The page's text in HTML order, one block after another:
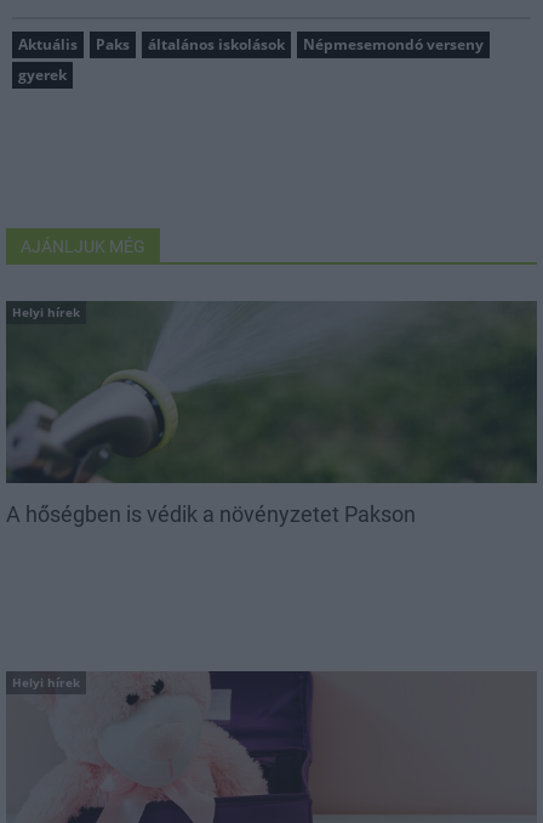
Aktuális Paks általános iskolások
Népmesemondó verseny
gyerek
AJÁNLJUK MÉG
Helyi hírek
A hőségben is védik a növényzetet Pakson
Helyi hírek